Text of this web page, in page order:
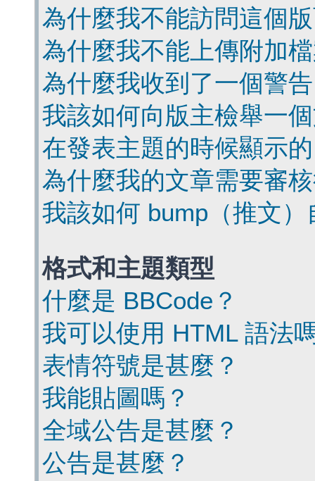
為什麼我不能訪問這個
為什麼我不能上傳附加
為什麼我收到了一個警
我該如何向版主檢舉一
在發表主題的時候顯示
為什麼我的文章需要審
我該如何 bump（推文
格式和主題類型
什麼是 BBCode？
我可以使用 HTML 語法
表情符號是甚麼？
我能貼圖嗎？
全域公告是甚麼？
公告是甚麼？